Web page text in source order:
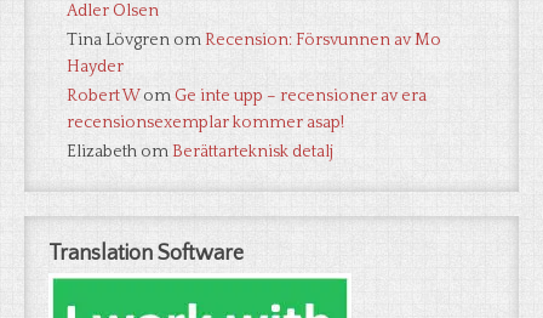
Adler Olsen
Tina Lövgren om Recension: Försvunnen av Mo
Hayder
Robert WomGe inte upp – recensioner av era
recensionsexemplar kommer asap!
Elizabeth omBerättarteknisk detalj
Translation Software